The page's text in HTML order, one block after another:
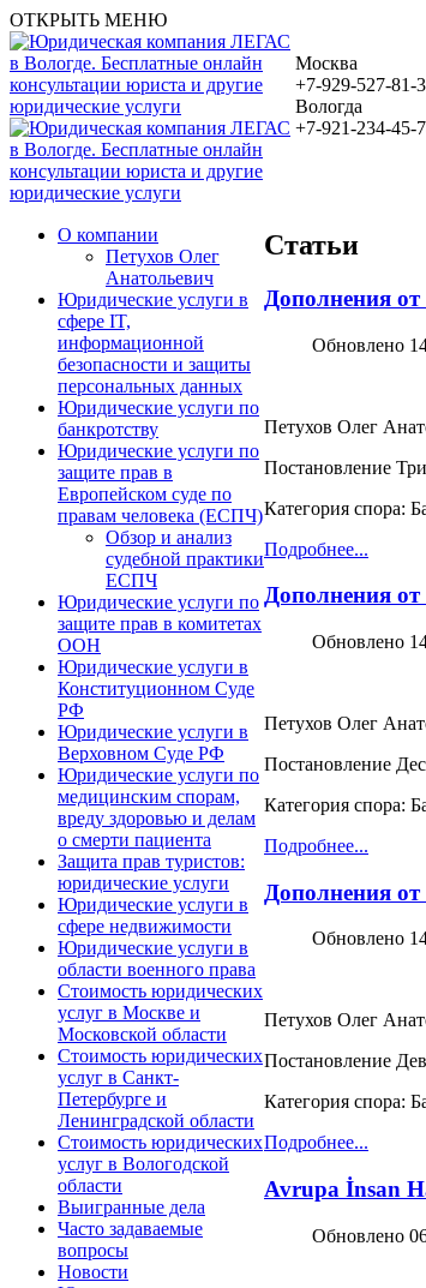
ОТКРЫТЬ МЕНЮ
Москва
+7-929-527-81-
Вологда
+7-921-234-45-
О компании
Петухов Олег
Анатольевич
Юридические услуги в
сфере IT,
информационной
безопасности и защиты
персональных данных
Юридические услуги по
банкротству
Юридические услуги по
защите прав в
Европейском суде по
правам человека (ЕСПЧ)
Обзор и анализ
судебной практики
ЕСПЧ
Юридические услуги по
защите прав в комитетах
ООН
Юридические услуги в
Конституционном Суде
РФ
Юридические услуги в
Верховном Суде РФ
Юридические услуги по
медицинским спорам,
вреду здоровью и делам
о смерти пациента
Защита прав туристов:
юридические услуги
Юридические услуги в
сфере недвижимости
Юридические услуги в
области военного права
Стоимость юридических
услуг в Москве и
Московской области
Стоимость юридических
услуг в Санкт-
Петербурге и
Ленинградской области
Стоимость юридических
услуг в Вологодской
области
Выигранные дела
Часто задаваемые
вопросы
Новости
Статьи
Дополнения
Обновлено
Петухов Олег
Постановление
Категория спора:
Подробнее...
Дополнения от
Обновлено
Петухов Олег
Постановление
Категория спора:
Подробнее...
Дополнения
Обновлено
Петухов Олег
Постановление
Категория спора:
Подробнее...
Avrupa İnsan
Обновлено